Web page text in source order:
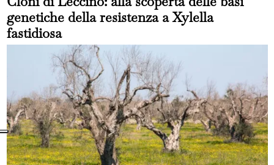
genetiche della resistenza a Xylella
fastidiosa